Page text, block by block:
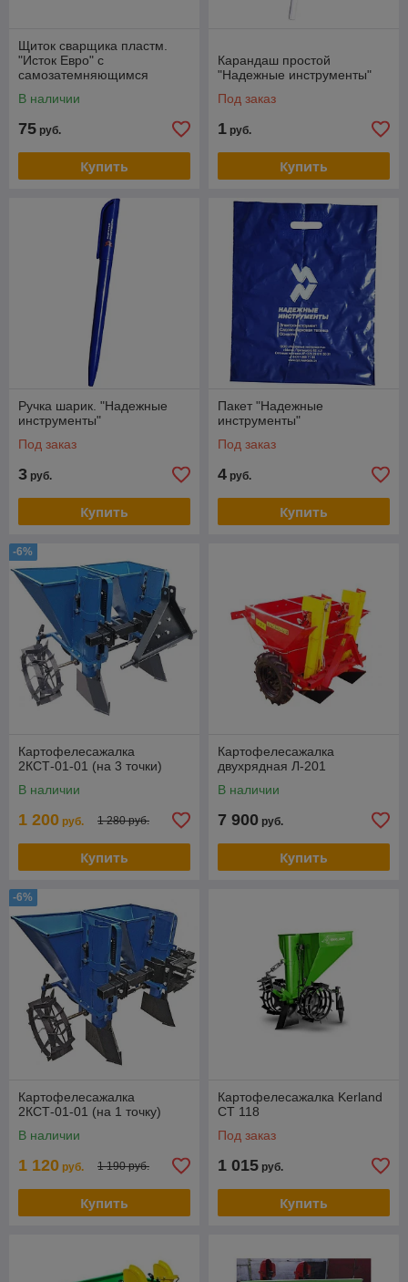
Щиток сварщика пластм.
"Исток Евро" с
самозатемняющимся
В наличии
75 руб.
Купить
Карандаш простой
"Надежные инструменты"
Под заказ
1 руб.
Купить
Ручка шарик. "Надежные
инструменты"
Под заказ
3 руб.
Купить
Пакет "Надежные
инструменты"
Под заказ
4 руб.
Купить
-6%
Картофелесажалка
2КСТ-01-01 (на 3 точки)
В наличии
1 200 руб. 1 280 руб.
Купить
Картофелесажалка
двухрядная Л-201
В наличии
7 900 руб.
Купить
-6%
Картофелесажалка
2КСТ-01-01 (на 1 точку)
В наличии
1 120 руб. 1 190 руб.
Купить
Картофелесажалка Kerland
СТ 118
Под заказ
1 015 руб.
Купить